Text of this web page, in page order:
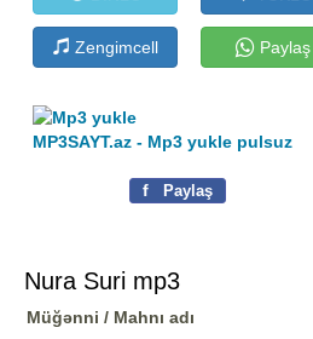
Zengimcell Paylaş
MP3SAYT.az - Mp3 yukle pulsuz
f Paylaş
Nura Suri mp3
Müğənni / Mahnı adı